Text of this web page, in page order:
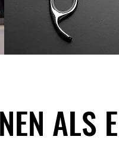
ALS
ALS